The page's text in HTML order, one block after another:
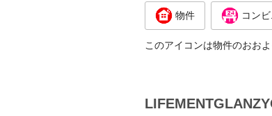
物件 コンビ
このアイコンは物件のおお